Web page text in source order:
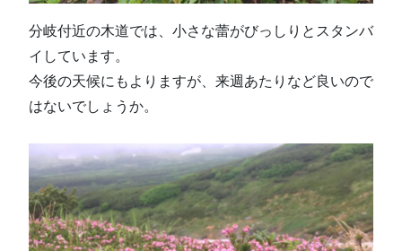
分岐付近の木道では、小さな蕾がびっしりとスタンバ
イしています。
今後の天候にもよりますが、来週あたりなど良いので
はないでしょうか。